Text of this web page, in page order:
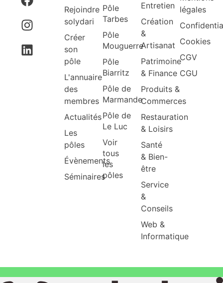
Rejoindre
solydari
Créer
son
pôle
L'annuaire
des
membres
Actualités
Les
pôles
Évènements
Séminaires
Pôle
Tarbes
Pôle
Mouguerre
Pôle
Biarritz
Pôle de
Marmande
Pôle de
Le Luc
Voir
tous
les
pôles
Entretien
Création
&
Artisanat
Patrimoine
& Finance
Produits &
Commerces
Restauration
& Loisirs
Santé
& Bien-
être
Service
&
Conseils
Web &
Informatique
légales
Cookies
CGV
CGU